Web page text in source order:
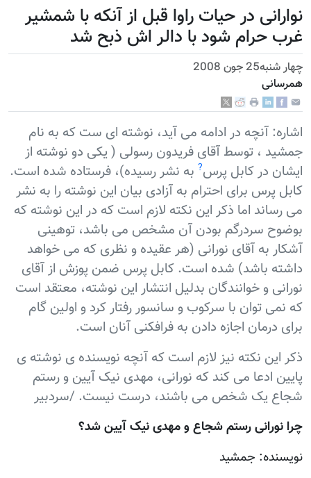
نوارانی در حیات راوا قبل از آنکه با شمشیر
غرب حرام شود با دالر اش ذبح شد
چهار شنبه25 جون 2008
همرسانی
اشاره: آنچه در ادامه می آيد، نوشته ای ست که به نام
جمشيد ، توسط آقای فريدون رسولی ( يکی دو نوشته از
ايشان در کابل پرس? به نشر رسيده)، فرستاده شده است.
کابل پرس برای احترام به آزادی بيان اين نوشته را به نشر
می رساند اما ذکر اين نکته لازم است که در اين نوشته که
بوضوح سردرگم بودن آن مشخص می باشد، توهينی
آشکار به آقای نورانی (هر عقيده و نظری که می خواهد
داشته باشد) شده است. کابل پرس ضمن پوزش از آقای
نورانی و خوانندگان بدليل انتشار اين نوشته، معتقد است
که نمی توان با سرکوب و سانسور رفتار کرد و اولين گام
برای درمان اجازه دادن به فرافکنی آنان است.
ذکر اين نکته نيز لازم است که آنچه نویسنده ی نوشته ی
پايين ادعا می کند که نورانی، مهدی نيک آيين و رستم
شجاع يک شخص می باشند، درست نيست. /سردبير
چرا نورانی رستم شجاع و مهدی نیک آیین شد؟
نویسنده: جمشید